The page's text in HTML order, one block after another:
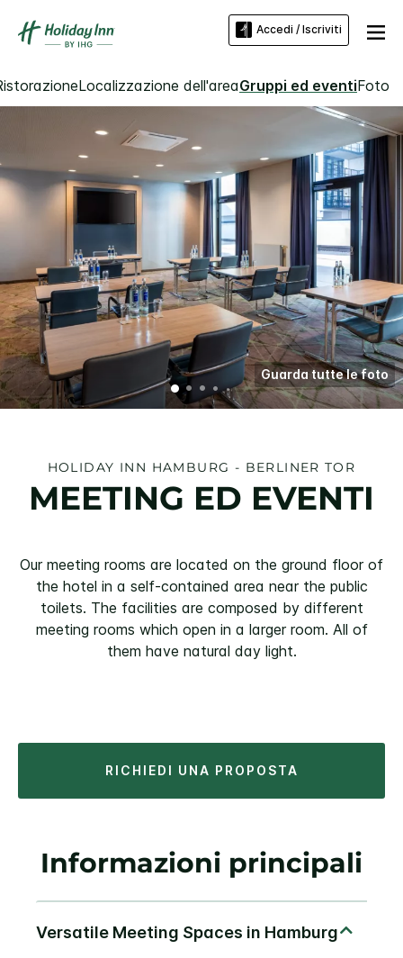
Accedi / Iscriviti
Localizzazione dell'areaGruppi ed eventiFoto
Guarda tutte le foto
HOLIDAY INN HAMBURG - BERLINER TOR
MEETING ED EVENTI
Our meeting rooms are located on the ground floor of
the hotel in a self-contained area near the public
toilets. The facilities are composed by different
meeting rooms which open in a larger room. All of
them have natural day light.
RICHIEDI UNA PROPOSTA
Informazioni principali